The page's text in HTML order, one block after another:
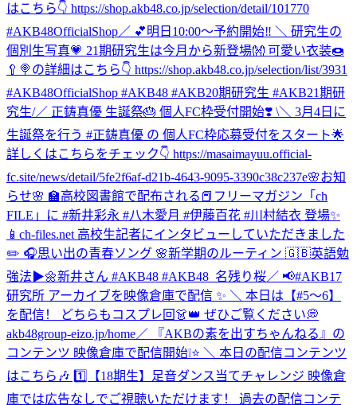
はこちら👇 https://shop.akb48.co.jp/selection/detail/101770
#AKB48OfficialShop／ 💕明日10:00～予約開始‼️ ＼ 研究生の
個別生写真💗 21期研究生は今月から新登場👐 可愛い衣装🍩
🥄🍭の詳細はこちら👇 https://shop.akb48.co.jp/selection/list/3931
#AKB48OfficialShop #AKB48 #AKB20期研究生 #AKB21期研
究生/／ 正鋳真優 生誕祭🎂 個人FC枠受付開始❣️ \＼ 3月4日に
生誕祭を行う #正鋳真優 の 個人FC枠応募受付をスタート🌟
詳しくはこちらをチェック👇 https://masaimayuu.official-
fc.site/news/detail/5fe2f6af-d21b-4643-9095-3390c38c237e🌸お知
らせ🌸 🏫高校図書館で配布される📕フリーマガジン「ch
FILE」に #新井彩永 #八木愛月 #伊藤百花 #川村結衣 登場✨
📱ch-files.net 高校生記者にインタビューしていただきました
✏️ 🎧思い出の青春ソング 🌸新学期のルーティン 🇬🇧英語勉
強法▶︎🌼新井さん #AKB48 #AKB48_名残り桜／ 📢#AKB17
研究所 アーカイブを映像倉庫で配信 ✨ ＼ 本日は【#5〜6】
を配信！ どちらもコスプレ回👗👑 ぜひご覧ください💭
akb48group-eizo.jp/home／ 『AKBの素を出すちゃんねる』の
コンテンツ 映像倉庫で配信開始❕⭐️ ＼ 本日の配信コンテンツ
はこちら🎶 1️⃣【18期生】足音ダンス当てチャレンジ 映像倉
庫では広告なしでご視聴いただけます！ 過去の配信コンテ